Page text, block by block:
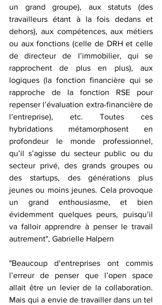
un grand groupe), aux statuts (des
travailleurs étant à la fois dedans et
dehors), aux compétences, aux métiers
ou aux fonctions (celle de DRH et celle
de directeur de l’immobilier, qui se
rapprochent de plus en plus), aux
logiques (la fonction financière qui se
rapproche de la fonction RSE pour
repenser l’évaluation extra-financière de
l’entreprise), etc. Toutes ces
hybridations métamorphosent en
profondeur le monde professionnel,
qu’il s’agisse du secteur public ou du
secteur privé, des grands groupes ou
des startups, des générations plus
jeunes ou moins jeunes. Cela provoque
un grand enthousiasme, et bien
évidemment quelques peurs, puisqu’il
va falloir apprendre à penser le travail
autrement", Gabrielle Halpern
"Beaucoup d’entreprises ont commis
l’erreur de penser que l’open space
allait être un levier de la collaboration.
Mais qui a envie de travailler dans un tel